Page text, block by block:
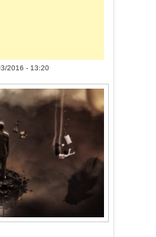
2016 - 13:20